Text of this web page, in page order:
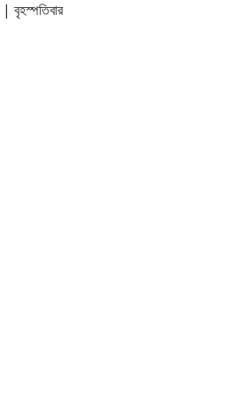
| বৃহস্পতিবার